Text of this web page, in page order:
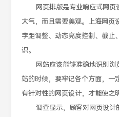
网页排版是专业响应式网页
大气，而且需要美观。上海网页
字距调整、动态亮度控制、截止
识。
网站应该能够准确地识别浏
站的时候，要牢记各个方面，一
有针对性的网页设计，才能使之
调查显示，顾客对网页设计